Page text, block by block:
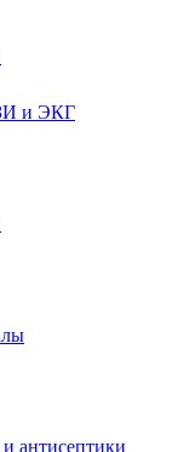
и ЭКГ
антисептики